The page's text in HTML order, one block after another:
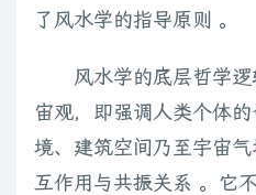
了风水学的指导原则 。
风水学的底层哲学逻
宙观，即强调人类个体
境、建筑空间乃至宇宙
互作用与共振关系 。它